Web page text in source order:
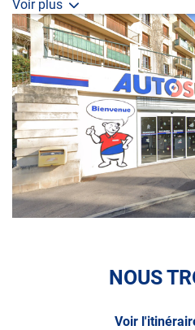
• le contrôle technique obligatoire
• la contre-visite
• le contrôle pollution
• le contrôle des véhicules
• le contrôle technique des
• le pré-contrôle contrôle
volontaire / partiel
Voir plus
NOUS
Voir